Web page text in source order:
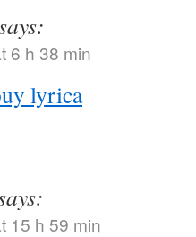
6 h 38 min
lyrica
15 h 59 min